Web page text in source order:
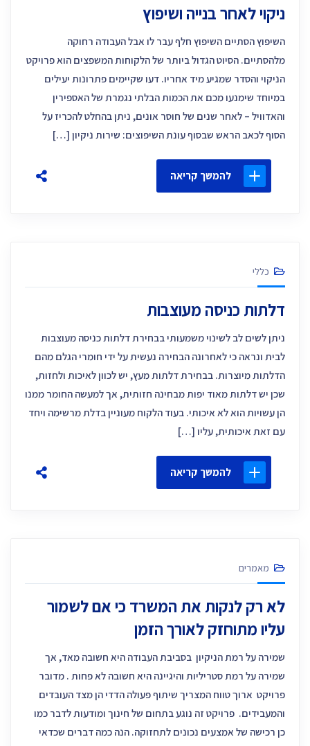
ניקוי לאחר בנייה ושיפוץ
השיפוץ הסתיים השיפוץ חלף עבר לו אבל העבודה רחוקה
מלהסתיים. הסיוט הגדול ביותר של הלקוחות המשפצים הוא פרויקט
הניקוי והסדר שמגיע מיד אחריו. דעו שקיימים פתרונות יעילים
במיוחד שימנעו מכם את הכמות הבלתי נגמרת של האספירין
והאדוויל – לאחר שנים של חוסר אונים, ניתן בהחלט להכריז על
הסוף לכאב הראש שבסוף עונת השיפוצים: שירות ניקיון […]
להמשך קריאה
כללי
דלתות כניסה מעוצבות
ניתן לשים לב לשינוי משמעותי בבחירת דלתות כניסה מעוצבות
לבית ונראה כי לאחרונה הבחירה נעשית על ידי חומרי הגלם מהם
הדלתות מיוצרות. בבחירת דלתות מעץ, יש לכוון לאיכות ולחזות,
שכן יש דלתות מאוד יפות מבחינה חזותית, אך למעשה החומר ממנו
הן עשויות הוא לא איכותי. בעוד הלקוח מעוניין בדלת מרשימה ויחד
עם זאת איכותית, עליו […]
להמשך קריאה
מאמרים
לא רק לנקות את המשרד כי אם לשמור
עליו מתוחזק לאורך הזמן
שמירה על רמת הניקיון בסביבת העבודה היא חשובה מאד, אך
שמירה על רמת סטריליות והיגיינה היא חשובה לא פחות . מדובר
פרויקט ארוך טווח המצריך שיתוף פעולה הדדי הן מצד העובדים
והמעבידים. פרויקט זה נוגע בתחום של חינוך ומודעות לדבר כמו
כן רכישה של אמצעים נכונים לתחזוקה. הנה כמה דברים שכדאי